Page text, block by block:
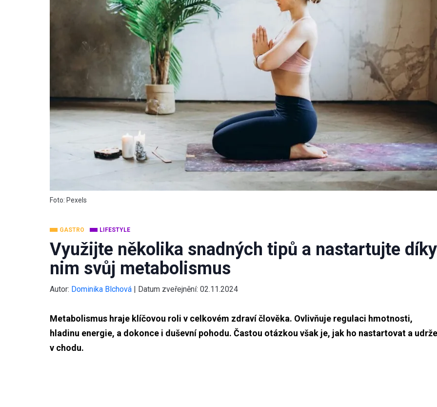
Foto: Pexels
GASTRO LIFESTYLE
Využijte několika snadných tipů a nastartujte díky
nim svůj metabolismus
Autor: Dominika Blchová | Datum zveřejnění: 02.11.2024
Metabolismus hraje klíčovou roli v celkovém zdraví člověka. Ovlivňuje regulaci hmotnosti,
hladinu energie, a dokonce i duševní pohodu. Častou otázkou však je, jak ho nastartovat a
v chodu.